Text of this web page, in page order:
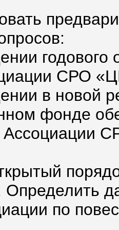
годового
СРО
в новой
фонде
Ассоциации
Определить
по